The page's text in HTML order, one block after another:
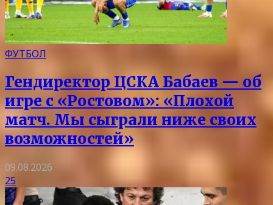
ФУТБОЛ
Гендиректор ЦСКА Бабаев — об
игре с «Ростовом»: «Плохой
матч. Мы сыграли ниже своих
возможностей»
09.08.2026
25